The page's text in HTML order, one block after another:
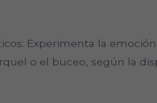
Experimenta la
o el buceo, según la